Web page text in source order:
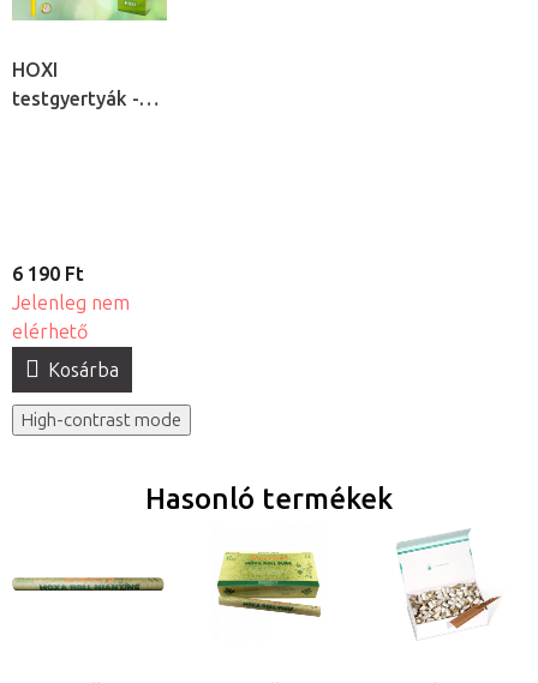
HOXI
testgyertyák -
6 190 Ft
Jelenleg nem
elérhető
Kosárba
High-contrast mode
Hasonló termékek